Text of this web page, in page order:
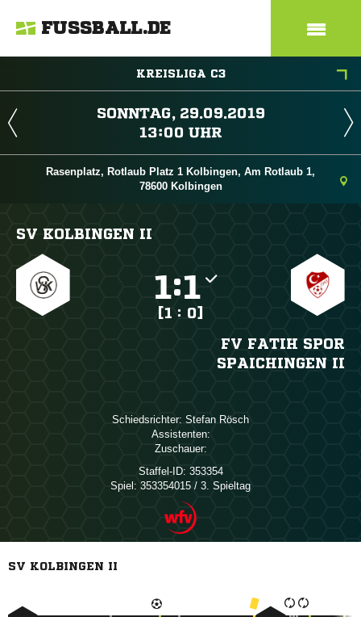
FUSSBALL.DE
KREISLIGA C3
 
 
Rasenplatz, Rotlaub Platz 1 Kolbingen, Am Rotlaub 1,
78600 Kolbingen
SV KOLBINGEN II
:
[1 : 0]
FV FATIH SPOR
SPAICHINGEN II
Schiedsrichter:  
Assistenten:
Zuschauer:
Staffel-ID: 353354
Spiel: 353354015 / 3. Spieltag
SV KOLBINGEN II